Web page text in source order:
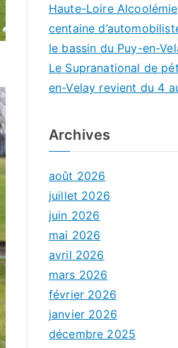
Haute-Loire
centaine
le bassin du Puy-en-
Le Supranational de
en-Velay revient du 4
Archives
août 2026
juillet 2026
juin 2026
mai 2026
avril 2026
mars 2026
février 2026
janvier 2026
décembre 2025